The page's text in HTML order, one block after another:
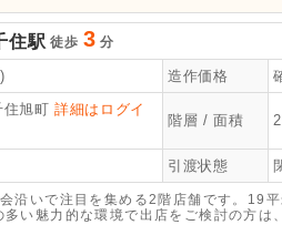
住駅 徒歩 3 分
造作価格
住旭町詳細はログイ
階層 / 面積
引渡状態
沿いで注目を集める2階店舗です。19
い魅力的な環境で出店をご検討の方は